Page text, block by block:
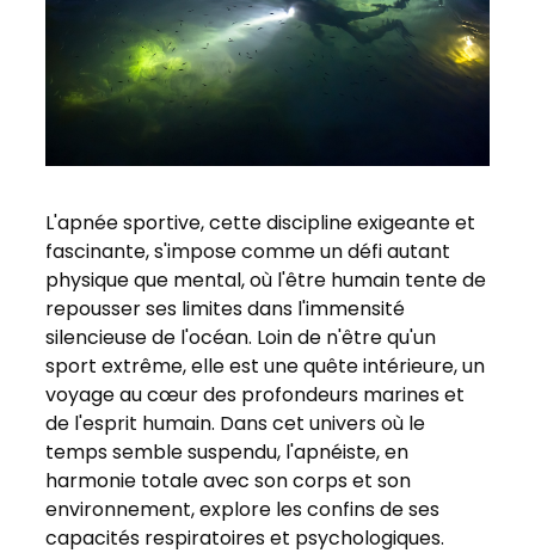
L'apnée sportive, cette discipline exigeante et
fascinante, s'impose comme un défi autant
physique que mental, où l'être humain tente de
repousser ses limites dans l'immensité
silencieuse de l'océan. Loin de n'être qu'un
sport extrême, elle est une quête intérieure, un
voyage au cœur des profondeurs marines et
de l'esprit humain. Dans cet univers où le
temps semble suspendu, l'apnéiste, en
harmonie totale avec son corps et son
environnement, explore les confins de ses
capacités respiratoires et psychologiques.